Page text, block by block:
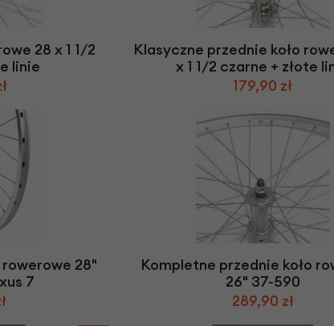
Przerzutki rowerowe
R owery transportowe - akcesoria
Nakrętki i obejmy
28 x 1 1/2
linie
Klasyczne przednie koło
x 1 1/2 czarne + złote
179,90 zł
28"
7
Kompletne przednie koło
26" 37-590
289,90 zł